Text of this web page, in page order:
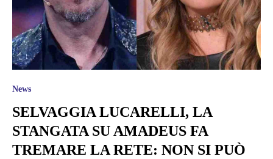
News
SELVAGGIA LUCARELLI, LA
STANGATA SU AMADEUS FA
TREMARE LA RETE: NON SI PUÒ